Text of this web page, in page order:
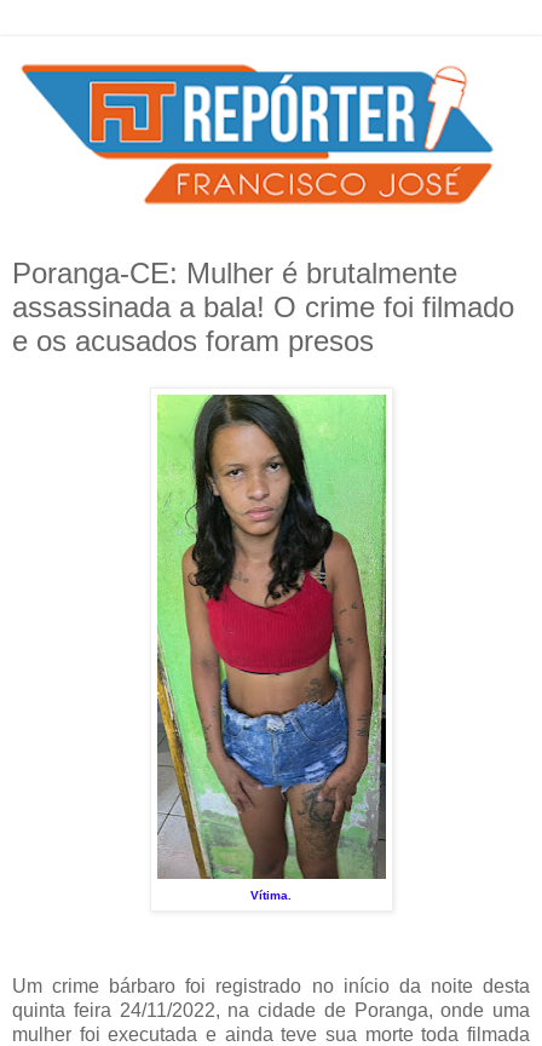
Poranga-CE: Mulher é brutalmente
assassinada a bala! O crime foi filmado
e os acusados foram presos
Vítima.
Um crime bárbaro foi registrado no início da noite desta
quinta feira 24/11/2022, na cidade de Poranga, onde uma
mulher foi executada e ainda teve sua morte toda filmada